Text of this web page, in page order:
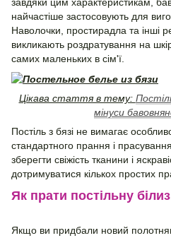
завдяки цим характеристикам,
найчастіше застосовують для
Наволочки, простирадла та інші
викликають роздратування на
самих маленьких в сім'ї.
Цікава стаття в тему:
мінуси
Постіль з бязі не вимагає
стандартного прання і
зберегти свіжість тканини і
дотримуватися кількох простих
Як прати постільну
Якщо ви придбали новий